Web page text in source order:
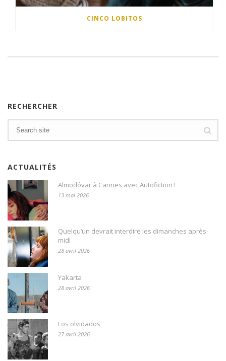
CINCO LOBITOS
RECHERCHER
ACTUALITÉS
Almodóvar à Cannes avec Autofiction !
13 mai 2026
Quelqu’un devrait interdire les dimanches après-
midi
28 avril 2026
Yakarta
28 avril 2026
Los olvidados
27 avril 2026